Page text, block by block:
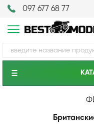
097 677 68 77